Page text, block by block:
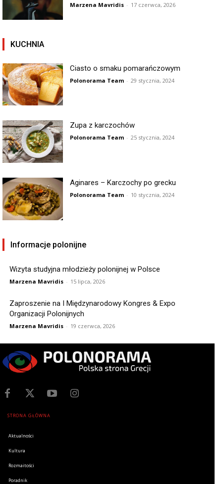
Marzena Mavridis - 17 czerwca, 2026
KUCHNIA
Ciasto o smaku pomarańczowym
Polonorama Team - 29 stycznia, 2024
Zupa z karczochów
Polonorama Team - 25 stycznia, 2024
Aginares – Karczochy po grecku
Polonorama Team - 10 stycznia, 2024
Informacje polonijne
Wizyta studyjna młodzieży polonijnej w Polsce
Marzena Mavridis - 15 lipca, 2026
Zaproszenie na I Międzynarodowy Kongres & Expo
Organizacji Polonijnych
Marzena Mavridis - 19 czerwca, 2026
STRONA GŁÓWNA
Aktualności
Kultura
Rozmaitości
Poradnik